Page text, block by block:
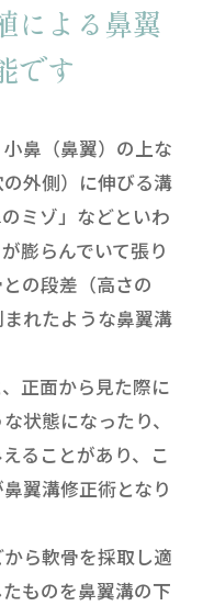
による鼻翼
です
鼻（鼻翼）の上な
外側）に伸びる溝
ミゾ」などといわ
膨らんでいて張り
の段差（高さの
れたような鼻翼溝
正面から見た際に
状態になったり、
ることがあり、こ
翼溝修正術となり
ら軟骨を採取し適
ものを鼻翼溝の下